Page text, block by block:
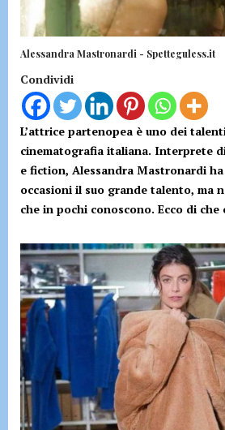
Alessandra Mastronardi - Spetteguless.it
Condividi
L’attrice partenopea è uno dei
cinematografia italiana. Interprete
e fiction, Alessandra Mastronardi
occasioni il suo grande talento, ma
che in pochi conoscono. Ecco di